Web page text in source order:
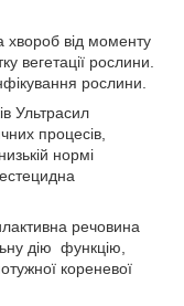
хвороб від моменту
вегетації рослини.
рослини.
Ультрасил
процесів,
нормі
речовина
дію функцію,
кореневої